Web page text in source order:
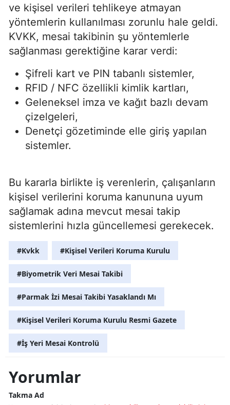
ve kişisel verileri tehlikeye atmayan
yöntemlerin kullanılması zorunlu hale geldi.
KVKK, mesai takibinin şu yöntemlerle
sağlanması gerektiğine karar verdi:
Şifreli kart ve PIN tabanlı sistemler,
RFID / NFC özellikli kimlik kartları,
Geleneksel imza ve kağıt bazlı devam
çizelgeleri,
Denetçi gözetiminde elle giriş yapılan
sistemler.
Bu kararla birlikte iş verenlerin, çalışanların
kişisel verilerini koruma kanununa uyum
sağlamak adına mevcut mesai takip
sistemlerini hızla güncellemesi gerekecek.
#Kvkk #Kişisel Verileri Koruma Kurulu
#Biyometrik Veri Mesai Takibi
#Parmak İzi Mesai Takibi Yasaklandı Mı
#Kişisel Verileri Koruma Kurulu Resmi Gazete
#İş Yeri Mesai Kontrolü
Yorumlar
Takma Ad